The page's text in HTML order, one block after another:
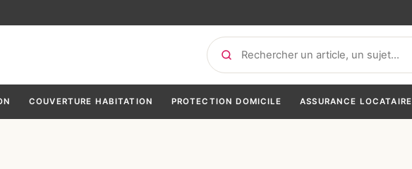
Rechercher
COUVERTURE HABITATION PROTECTION DOMICILE ASSURANCE LOCATAIRE